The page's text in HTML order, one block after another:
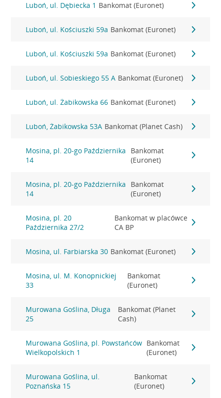
Luboń, ul. Dębiecka 1 Bankomat (Euronet)
Luboń, ul. Kościuszki 59a Bankomat (Euronet)
Luboń, ul. Kościuszki 59a Bankomat (Euronet)
Luboń, ul. Sobieskiego 55 A Bankomat (Euronet)
Luboń, ul. Żabikowska 66 Bankomat (Euronet)
Luboń, Żabikowska 53A Bankomat (Planet Cash)
Mosina, pl. 20-go Października
14
Bankomat
(Euronet)
Mosina, pl. 20-go Października
14
Bankomat
(Euronet)
Mosina, pl. 20
Października 27/2
Bankomat w placówce
CA BP
Mosina, ul. Farbiarska 30 Bankomat (Euronet)
Mosina, ul. M. Konopnickiej
33
Bankomat
(Euronet)
Murowana Goślina, Długa
25
Bankomat (Planet
Cash)
Murowana Goślina, pl. Powstańców
Wielkopolskich 1
Bankomat
(Euronet)
Murowana Goślina, ul.
Poznańska 15
Bankomat
(Euronet)